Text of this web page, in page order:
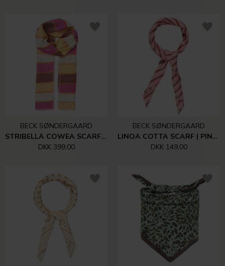
BECK SØNDERGAARD
STRIBELLA COWEA SCARF | CONE FLOWER PINK
DKK 399,00
BECK SØNDERGAARD
LINOA COTTA SCARF | PINK NECTAR
DKK 149,00